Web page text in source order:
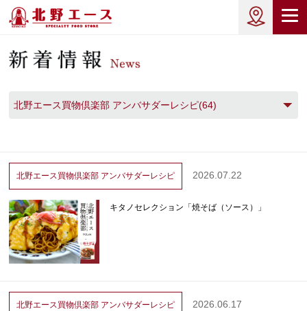
北野エース買物倶楽部 アンバサダーレシピ(64)
北野エース買物倶楽部 アンバサダーレシピ 2026.07.22
キタノセレクション「焼そば（ソース）」
北野エース買物倶楽部 アンバサダーレシピ 2026.06.17